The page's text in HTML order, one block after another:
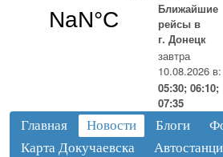
Ближайшие
рейсы в
г. Донецк
завтра
10.08.2026 в:
05:30; 06:10;
07:35
Главная Новости Блоги
Карта Докучаевска